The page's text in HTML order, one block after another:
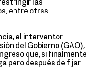
las
entre otras
el interventor
del Gobierno (GAO),
que, si finalmente
pero después de fijar